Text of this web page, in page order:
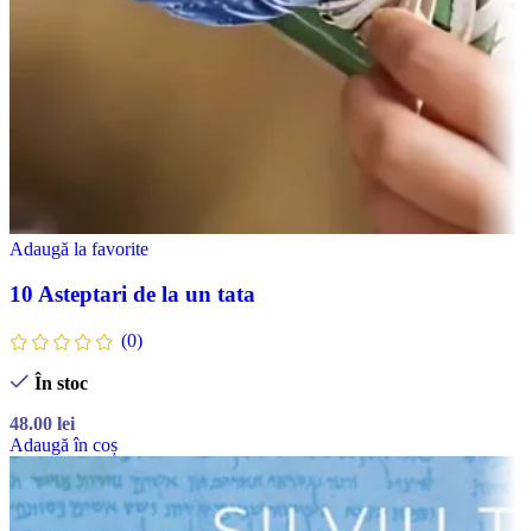
Adaugă la favorite
10 Asteptari de la un tata
(0)
În stoc
48.00 lei
Adaugă în coș